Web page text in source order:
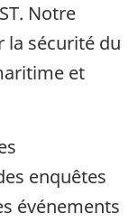
Notre
la sécurité du
et
enquêtes
événements